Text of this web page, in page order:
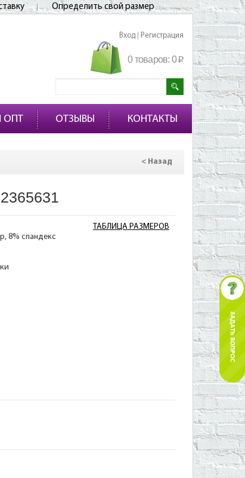
Определить свой размер
Вход Регистрация
0 товаров: 0p
ОПТ ОТЗЫВЫ КОНТАКТЫ
< Назад
ТАБЛИЦА РАЗМЕРОВ
8% спандекс